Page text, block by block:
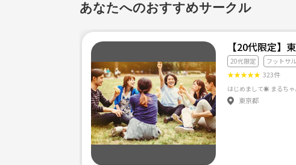
あなたへのおすすめサークル
【20代限定】
20代限定 フットサル
★★★★★ 323件
東京都